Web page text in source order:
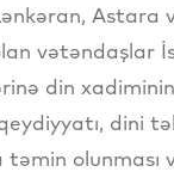
Astara
vətəndaşlar
din
dini
olunması